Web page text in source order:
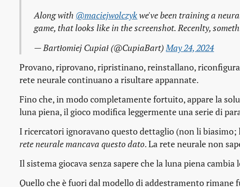
Along with @maciejwolczykwe've been training a
game, that looks like in the screenshot. Recenlty,
— Bartłomiej Cupiał (@CupiaBart) May 24, 2024
Provano, riprovano, ripristinano, reinstallano,
rete neurale continuano a risultare appannate.
Fino che, in modo completamente fortuito, appare la
luna piena, il gioco modifica leggermente una serie di
I ricercatori ignoravano questo dettaglio (non li biasimo;
rete neurale mancava questo dato. La rete neurale non
Il sistema giocava senza sapere che la luna piena cambia
Quello che è fuori dal modello di addestramento